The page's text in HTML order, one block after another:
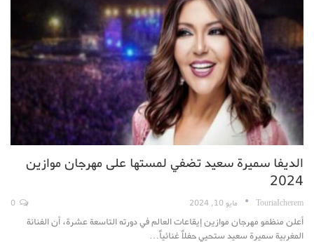
الديفا سميرة سعيد تضفي لمستها على مهرجان موازين
2024
TouriaIcherem مايو 10, 2024
أعلن منظمو مهرجان موازين إيقاعات العالم في دورته التاسعة عشرة، أن الفنانة
المغربية سميرة سعيد ستحيي حفلاً غنائياً…